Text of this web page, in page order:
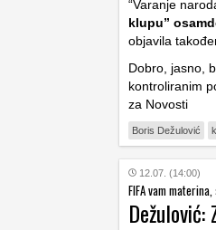
“Varanje
klupu”
objavila
Dobro, jasno,
kontroliranim
za Novosti
Boris Dežulović
12.07. (14:00)
FIFA vam
Dežulović: